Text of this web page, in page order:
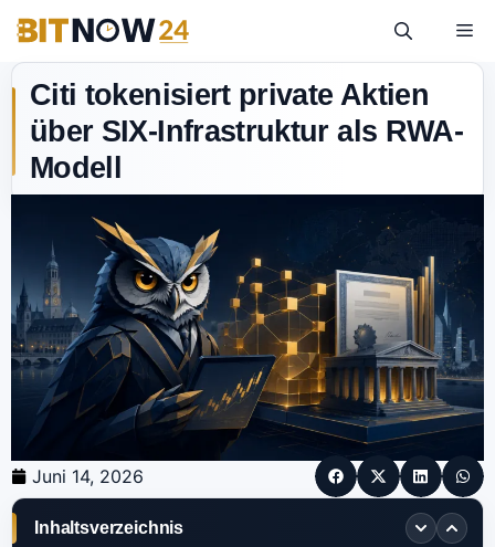
Citi tokenisiert private Aktien
über SIX-Infrastruktur als RWA-
Modell
Juni 14, 2026
Inhaltsverzeichnis